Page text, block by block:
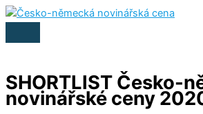
Přeskočit
obsahMENU
SHORTLIST Česko-
novinářské ceny